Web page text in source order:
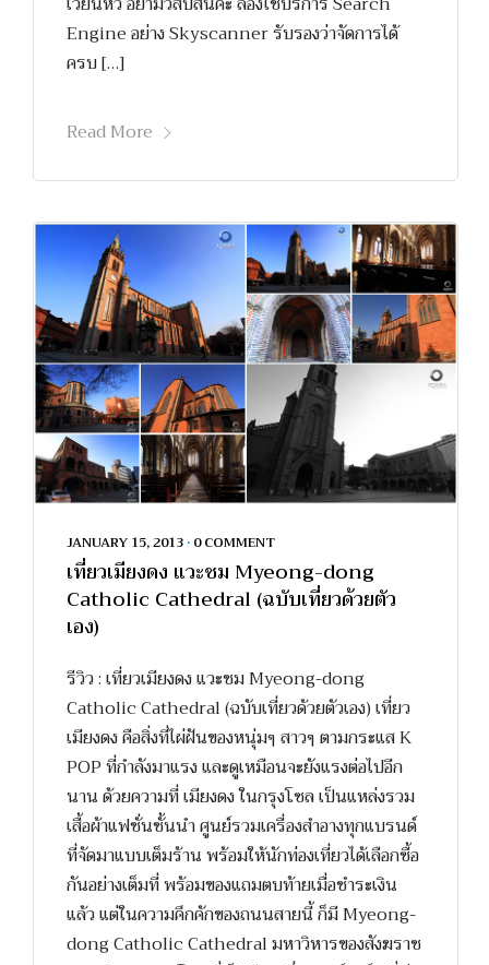
Engine อย่าง Skyscanner รับรองว่าจัดการได้
ครบ […]
Read More
JANUARY 15, 2013 • 0 COMMENT
เที่ยวเมียงดง แวะชม Myeong-dong
Catholic Cathedral (ฉบับเที่ยวด้วยตัว
เอง)
รีวิว : เที่ยวเมียงดง แวะชม Myeong-dong
Catholic Cathedral (ฉบับเที่ยวด้วยตัวเอง) เที่ยว
เมียงดง คือสิ่งที่ไผ่ฝันของหนุ่มๆ สาวๆ ตามกระแส K
POP ที่กำลังมาแรง และดูเหมือนจะยังแรงต่อไปอีก
นาน ด้วยความที่ เมียงดง ในกรุงโซล เป็นแหล่งรวม
เสื้อผ้าแฟชั่นชั้นนำ ศูนย์รวมเครื่องสำอางทุกแบรนด์
ที่จัดมาแบบเต็มร้าน พร้อมให้นักท่องเที่ยวได้เลือกซื้อ
กันอย่างเต็มที่ พร้อมของแถมตบท้ายเมื่อชำระเงิน
แล้ว แต่ในความคึกคักของถนนสายนี้ ก็มี Myeong-
dong Catholic Cathedral มหาวิหารของสังฆราช